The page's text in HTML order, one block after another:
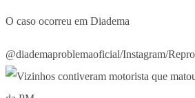
O caso ocorreu em Diadema
@diademaproblemaoficial/Instagram/